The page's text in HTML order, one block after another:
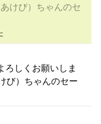
けび）ちゃんのセ
ろしくお願いしま
び）ちゃんのセー